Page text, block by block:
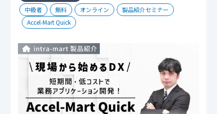
中級者
無料 オンライン
製品紹介セミナー
Accel-Mart Quick